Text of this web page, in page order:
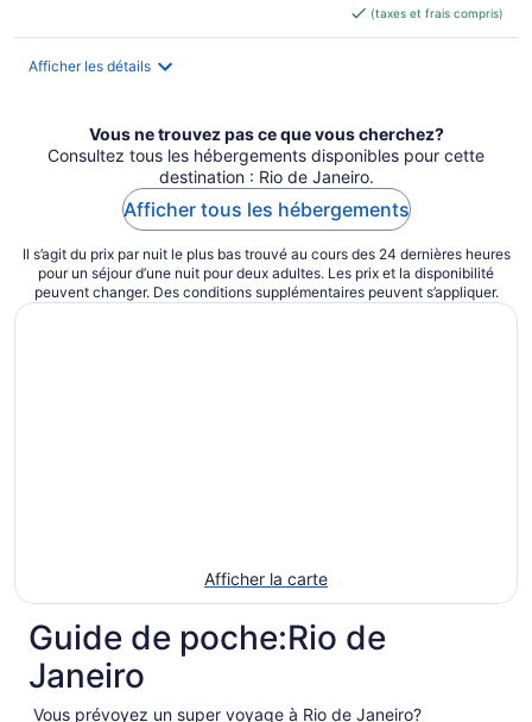
de 161 $ CA
par
(taxes et frais compris)
Afficher les détails
Vous ne trouvez pas ce que vous cherchez?
Consultez tous les hébergements disponibles pour cette
destination : Rio de Janeiro.
Afficher tous les hébergements
Il s’agit du prix par nuit le plus bas trouvé au cours des 24 dernières heures
pour un séjour d’une nuit pour deux adultes. Les prix et la disponibilité
peuvent changer. Des conditions supplémentaires peuvent s’appliquer.
Afficher la carte
Guide de poche:Rio de
Janeiro
Vous prévoyez un super voyage à Rio de Janeiro?